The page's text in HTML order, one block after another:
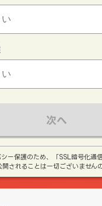
次へ
ー保護のため、「SSL暗号化通
されることは一切ございません